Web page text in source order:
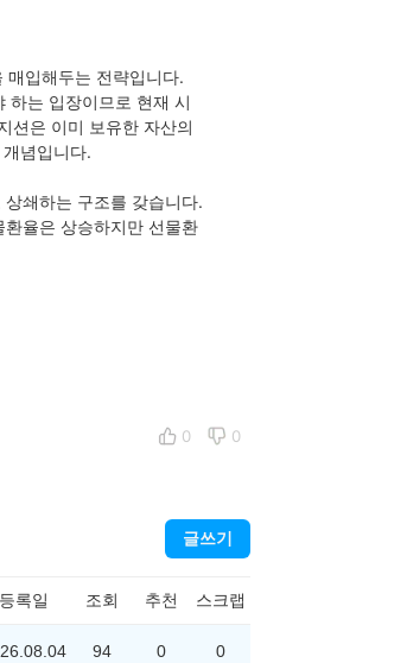
입해두는 전략입니다.
하는 입장이므로 현재 시
션은 이미 보유한 자산의
념입니다.
쇄하는 구조를 갖습니다.
율은 상승하지만 선물환
0 0
글쓰기
등록일 조회 추천 스크랩
94 0 0